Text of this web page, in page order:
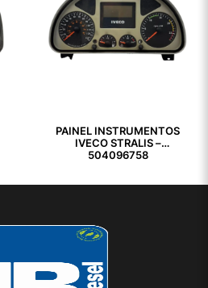
PAINEL INSTRUMENTOS
IVECO STRALIS –
504096758